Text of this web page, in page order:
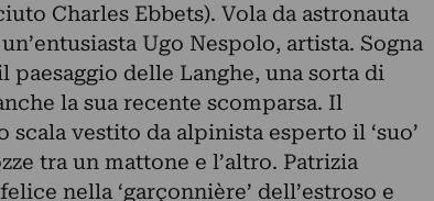
Charles Ebbets). Vola da astronauta
Ugo Nespolo, artista. Sogna
paesaggio delle Langhe, una sorta di
la sua recente scomparsa. Il
vestito da alpinista esperto il ‘suo’
tra un mattone e l’altro. Patrizia
nella ‘garçonnière’ dell’estroso e